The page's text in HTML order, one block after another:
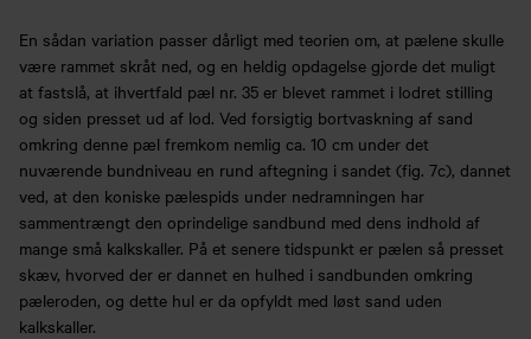
En sådan variation passer dårligt med teorien om, at pælene skulle
være rammet skråt ned, og en heldig opdagelse gjorde det muligt
at fastslå, at ihvertfald pæl nr. 35 er blevet rammet i lodret stilling
og siden presset ud af lod. Ved forsigtig bortvaskning af sand
omkring denne pæl fremkom nemlig ca. 10 cm under det
nuværende bundniveau en rund aftegning i sandet (fig. 7c), dannet
ved, at den koniske pælespids under nedramningen har
sammentrængt den oprindelige sandbund med dens indhold af
mange små kalkskaller. På et senere tidspunkt er pælen så presset
skæv, hvorved der er dannet en hulhed i sandbunden omkring
pæleroden, og dette hul er da opfyldt med løst sand uden
kalkskaller.